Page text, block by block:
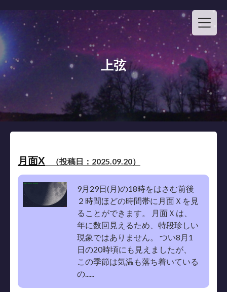
content
上弦
月面X （投稿日：2025.09.20）
9月29日(月)の18時をはさむ前後
２時間ほどの時間帯に月面Ｘを見
ることができます。 月面Ｘは、
年に数回見えるため、特段珍しい
現象ではありません。 つい8月1
日の20時頃にも見えましたが、
この季節は気温も落ち着いている
の......